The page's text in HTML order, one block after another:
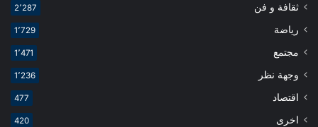
ثقافة و فن 2٬287
رياضة 1٬729
مجتمع 1٬471
وجهة نظر 1٬236
اقتصاد 477
اخرى 420